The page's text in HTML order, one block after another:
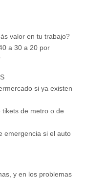
valor en tu trabajo?
a 30 a 20 por
si ya existen
de metro o de
emergencia si el auto
y en los problemas